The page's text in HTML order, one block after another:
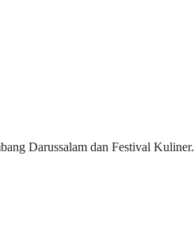
Darussalam dan Festival Kuliner.